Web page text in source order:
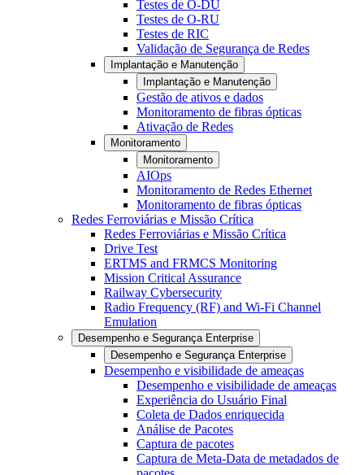
Testes de O-DU
Testes de O-RU
Testes de RIC
Validação de Segurança de Redes
Implantação e Manutenção
Implantação e Manutenção
Gestão de ativos e dados
Monitoramento de fibras ópticas
Ativação de Redes
Monitoramento
Monitoramento
AIOps
Monitoramento de Redes Ethernet
Monitoramento de fibras ópticas
Redes Ferroviárias e Missão Crítica
Redes Ferroviárias e Missão Crítica
Drive Test
ERTMS and FRMCS Monitoring
Mission Critical Assurance
Railway Cybersecurity
Radio Frequency (RF) and Wi-Fi Channel
Emulation
Desempenho e Segurança Enterprise
Desempenho e Segurança Enterprise
Desempenho e visibilidade de ameaças
Desempenho e visibilidade de ameaças
Experiência do Usuário Final
Coleta de Dados enriquecida
Análise de Pacotes
Captura de pacotes
Captura de Meta-Data de metadados de